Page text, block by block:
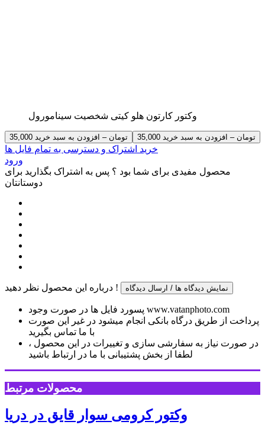
وکتور کارتون هلو کیتی شخصیت سینامورول
35,000 تومان – افزودن به سبد خرید
خرید اشتراک و دسترسی به تمام فایل ها
ورود
محصول مفیدی برای شما بود ؟ پس به اشتراک بگذارید برای
دوستانتان
درباره این محصول نظر دهید ! نمایش دیدگاه ها / ارسال دیدگاه
پسورد فایل ها در صورت وجود www.vatanphoto.com
پرداخت از طریق درگاه بانکی انجام میشود در غیر این صورت
با ما تماس بگیرید
در صورت نیاز به سفارشی سازی و تغییرات در این محصول ،
لطفا از بخش پشتیبانی با ما در ارتباط باشید
محصولات مرتبط
وکتور کرومی سوار قایق در دریا